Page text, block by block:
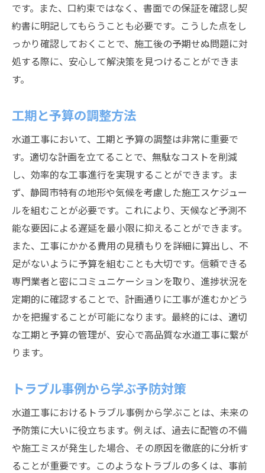
です。また、口約束ではなく、書面での保証を確認し契
約書に明記してもらうことも必要です。こうした点をし
っかり確認しておくことで、施工後の予期せぬ問題に対
処する際に、安心して解決策を見つけることができま
す。
工期と予算の調整方法
水道工事において、工期と予算の調整は非常に重要で
す。適切な計画を立てることで、無駄なコストを削減
し、効率的な工事進行を実現することができます。ま
ず、静岡市特有の地形や気候を考慮した施工スケジュー
ルを組むことが必要です。これにより、天候など予測不
能な要因による遅延を最小限に抑えることができます。
また、工事にかかる費用の見積もりを詳細に算出し、不
足がないように予算を組むことも大切です。信頼できる
専門業者と密にコミュニケーションを取り、進捗状況を
定期的に確認することで、計画通りに工事が進むかどう
かを把握することが可能になります。最終的には、適切
な工期と予算の管理が、安心で高品質な水道工事に繋が
ります。
トラブル事例から学ぶ予防対策
水道工事におけるトラブル事例から学ぶことは、未来の
予防策に大いに役立ちます。例えば、過去に配管の不備
や施工ミスが発生した場合、その原因を徹底的に分析す
ることが重要です。このようなトラブルの多くは、事前